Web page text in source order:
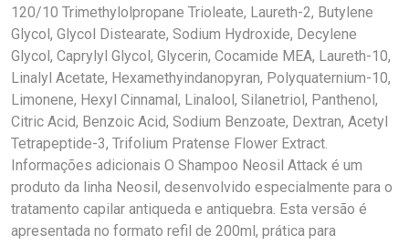
120/10 Trimethylolpropane Trioleate, Laureth-2, Butylene
Glycol, Glycol Distearate, Sodium Hydroxide, Decylene
Glycol, Caprylyl Glycol, Glycerin, Cocamide MEA, Laureth-10,
Linalyl Acetate, Hexamethyindanopyran, Polyquaternium-10,
Limonene, Hexyl Cinnamal, Linalool, Silanetriol, Panthenol,
Citric Acid, Benzoic Acid, Sodium Benzoate, Dextran, Acetyl
Tetrapeptide-3, Trifolium Pratense Flower Extract.
Informações adicionais O Shampoo Neosil Attack é um
produto da linha Neosil, desenvolvido especialmente para o
tratamento capilar antiqueda e antiquebra. Esta versão é
apresentada no formato refil de 200ml, prática para